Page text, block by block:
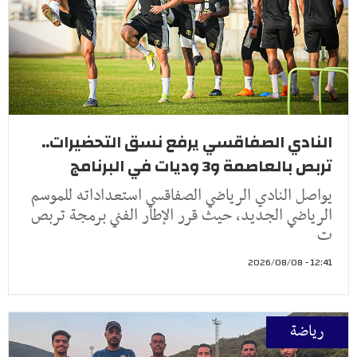
النادي الصفاقسي يرفع نسق التحضيرات..
تربص بالعاصمة و3 وديات في البرنامج
يواصل النادي الرياضي الصفاقسي استعداداته للموسم
الرياضي الجديد، حيث قرر الإطار الفني برمجة تربص
ت
12:41 - 2026/08/08
رياضة